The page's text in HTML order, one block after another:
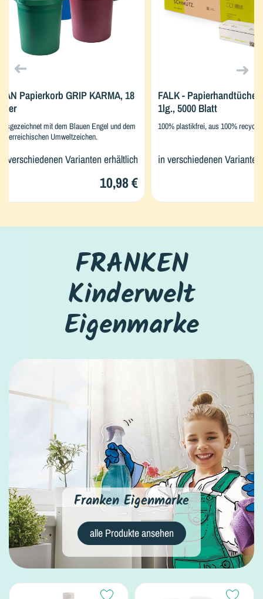
Papierkorb GRIP KARMA, 18
mit dem Blauen Engel und dem
Umweltzeichen.
verschiedenen Varianten erhältlich
10,98 €
FALK - Papierhandtücher
1lg., 5000 Blatt
100% plastikfrei, aus 100%
in verschiedenen
FRANKEN
Kinderwelt
Eigenmarke
Franken Eigenmarke
alle Produkte ansehen